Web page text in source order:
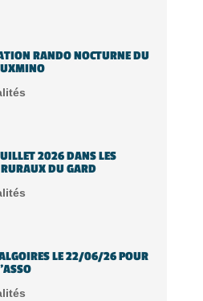
RANDO NOCTURNE DU
2026 DANS LES
DU GARD
LE 22/06/26 POUR